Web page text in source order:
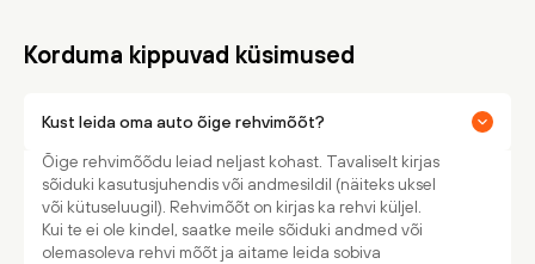
Korduma kippuvad küsimused
Kust leida oma auto õige rehvimõõt?
Õige rehvimõõdu leiad neljast kohast. Tavaliselt kirjas
sõiduki kasutusjuhendis või andmesildil (näiteks uksel
või kütuseluugil). Rehvimõõt on kirjas ka rehvi küljel.
Kui te ei ole kindel, saatke meile sõiduki andmed või
olemasoleva rehvi mõõt ja aitame leida sobiva